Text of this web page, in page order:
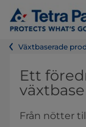
Växtbaserade
Ett
Från nötter